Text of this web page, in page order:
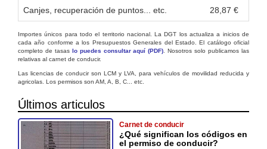
Canjes, recuperación de puntos... etc. 28,87 €
Importes únicos para todo el territorio nacional. La DGT los actualiza a inicios de
cada año conforme a los Presupuestos Generales del Estado. El catálogo oficial
completo de tasas lo puedes consultar aquí (PDF). Nosotros solo publicamos las
relativas al carnet de conducir.
Las licencias de conducir son LCM y LVA, para vehículos de movilidad reducida y
agricolas. Los permisos son AM, A, B, C... etc.
Últimos articulos
Carnet de conducir
¿Qué significan los códigos en
el permiso de conducir?